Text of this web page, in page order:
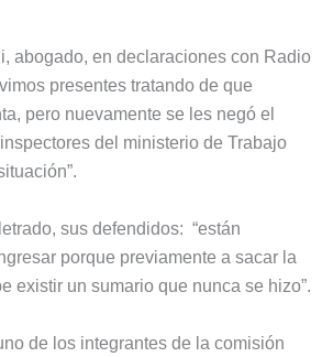
abogado, en declaraciones con Radio
presentes tratando de que
pero nuevamente se les negó el
del ministerio de Trabajo
sus defendidos: “están
porque previamente a sacar la
existir un sumario que nunca se hizo”.
de los integrantes de la comisión